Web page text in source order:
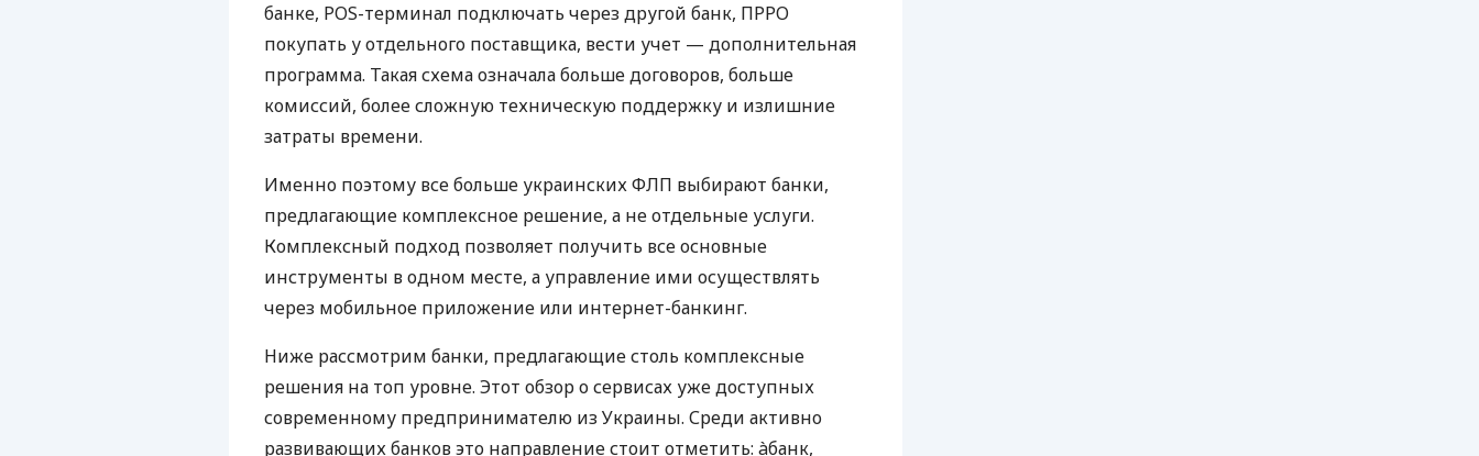
банке, POS-терминал подключать через другой банк, ПРРО
покупать у отдельного поставщика, вести учет — дополнительная
программа. Такая схема означала больше договоров, больше
комиссий, более сложную техническую поддержку и излишние
затраты времени.
Именно поэтому все больше украинских ФЛП выбирают банки,
предлагающие комплексное решение, а не отдельные услуги.
Комплексный подход позволяет получить все основные
инструменты в одном месте, а управление ими осуществлять
через мобильное приложение или интернет-банкинг.
Ниже рассмотрим банки, предлагающие столь комплексные
решения на топ уровне. Этот обзор о сервисах уже доступных
современному предпринимателю из Украины. Среди активно
развивающих банков это направление стоит отметить: àбанк,